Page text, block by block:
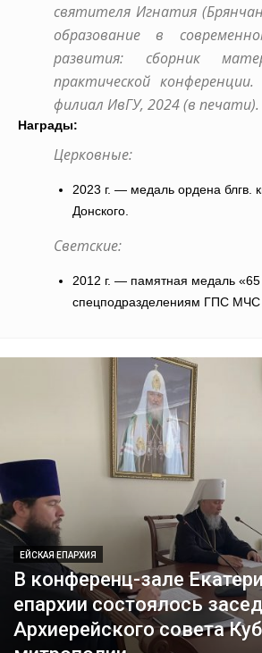
святителя Игнатия
образование в
развития: сборник
практической
филиал ИвГУ, 2024 (в печати).
Награды:
Церковные:
2023 г. — медаль ордена блгв.
Донского.
Светские:
2012 г. — памятная медаль «65
спецподразделениям ГПС МЧС
ЕЙСКАЯ ЕПАРХИЯ
В конференц-зале
епархии состоялось
Архиерейского совета